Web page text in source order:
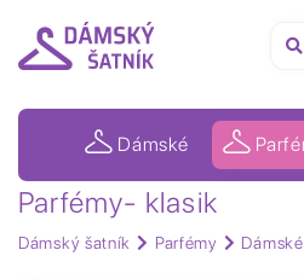
Dámské
Parfémy- klasik
Dámský šatník Parfémy